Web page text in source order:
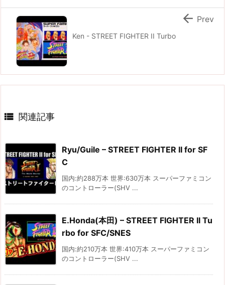
Ken - STREET FIGHTER II Turbo
 Prev
 関連記事
Ryu/Guile – STREET FIGHTER II for SF
C
国内:約288万本 世界:630万本 スーパーファミコン
のコントローラー(SHV ...
E.Honda(本田) – STREET FIGHTER II Tu
rbo for SFC/SNES
国内:約210万本 世界:410万本 スーパーファミコン
のコントローラー(SHV ...